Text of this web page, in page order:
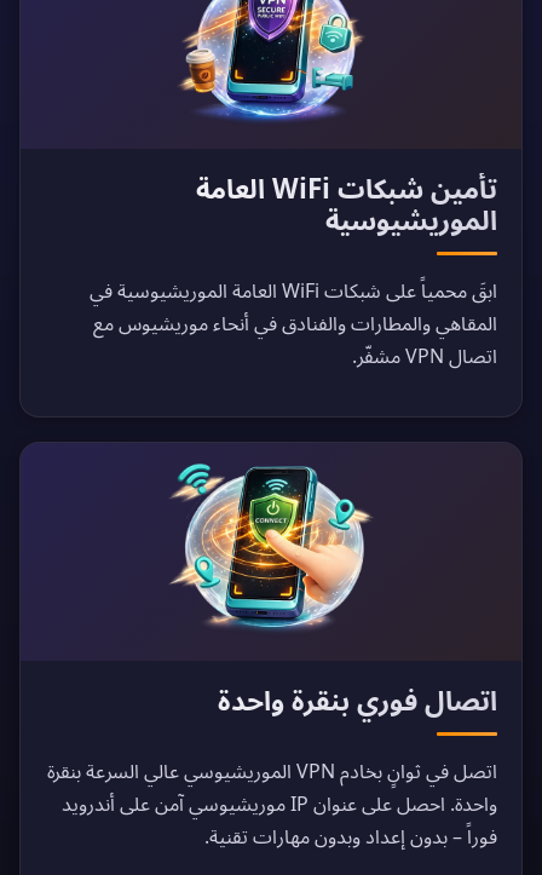
تأمين شبكات WiFi العامة
الموريشيوسية
ابقَ محمياً على شبكات WiFi العامة الموريشيوسية في
المقاهي والمطارات والفنادق في أنحاء موريشيوس مع
اتصال VPN مشفّر.
اتصال فوري بنقرة واحدة
اتصل في ثوانٍ بخادم VPN الموريشيوسي عالي السرعة بنقرة
واحدة. احصل على عنوان IP موريشيوسي آمن على أندرويد
فوراً – بدون إعداد وبدون مهارات تقنية.